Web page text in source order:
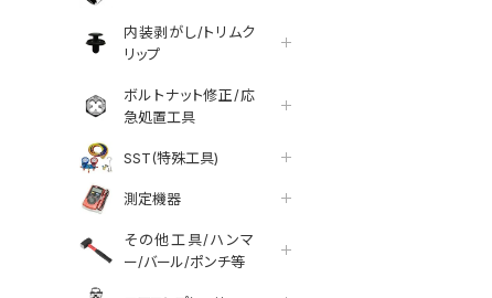
内装剥がし/トリムク
リップ
ボルトナット修正/応
急処置工具
SST(特殊工具)
測定機器
その他工具/ハンマ
ー/バール/ポンチ等